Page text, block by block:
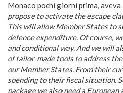
Monaco pochi giorni prima,aveva
propose to activate the escape
This will allow Member States to
defence expenditure. Of course,
and conditional way. And we will
of tailor-made tools to address
our Member States. From their
spending to their fiscal situation.
package we also need a